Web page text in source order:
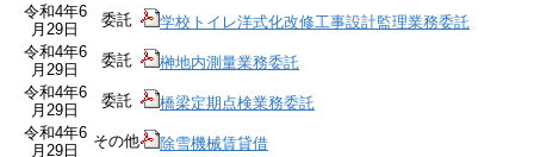
令和4年6
月29日
委託
学校トイレ洋式化改修工事設計監理業務委託
令和4年6
月29日
委託
榊地内測量業務委託
令和4年6
月29日
委託
橋梁定期点検業務委託
令和4年6
月29日
その他
除雪機械賃貸借